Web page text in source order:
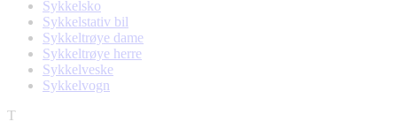
Sykkelsko
Sykkelstativ bil
Sykkeltrøye dame
Sykkeltrøye herre
Sykkelveske
Sykkelvogn
T